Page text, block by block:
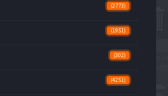
(2773)
(1951)
(302)
(4251)